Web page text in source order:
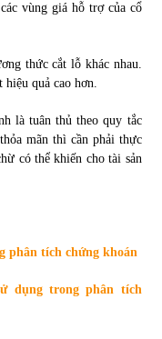
vùng giá hỗ trợ của cổ
thức cắt lỗ khác nhau.
hiệu quả cao hơn.
là tuân thủ theo quy tắc
mãn thì cần phải thực
có thể khiến cho tài sản
phân tích chứng khoán
dụng trong phân tích